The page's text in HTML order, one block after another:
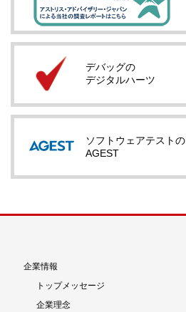
デバッグの
デジタルハーツ
ソフトウェアテストの
AGEST
企業情報
トップメッセージ
企業理念